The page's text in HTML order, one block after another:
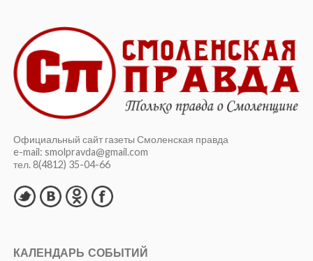
Официальный сайт газеты Смоленская правда
e-mail: smolpravda@gmail.com
тел. 8(4812) 35-04-66
КАЛЕНДАРЬ СОБЫТИЙ